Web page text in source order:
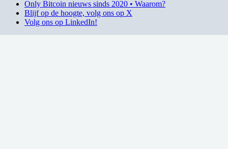
Only Bitcoin nieuws sinds 2020 • Waarom?
Blijf op de hoogte, volg ons op X
Volg ons op LinkedIn!